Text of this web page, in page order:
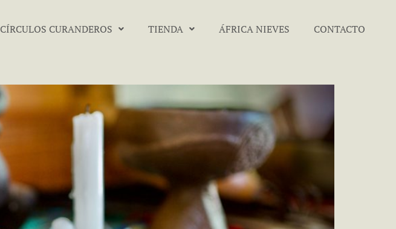
CÍRCULOS CURANDEROS TIENDA ÁFRICA NIEVES CONTACTO